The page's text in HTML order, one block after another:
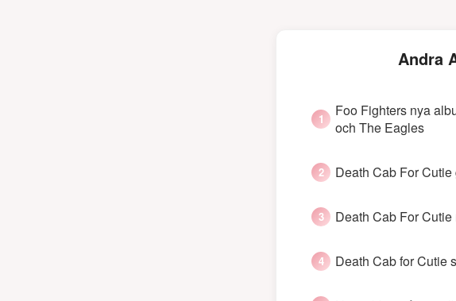
Andra
Foo Fighters nya
och The Eagles
Death Cab For
Death Cab For
Death Cab for Cutie